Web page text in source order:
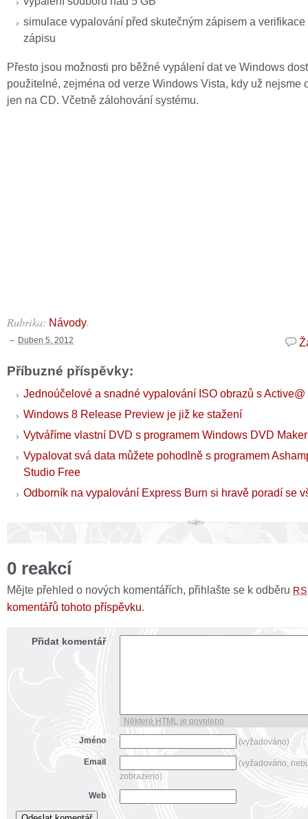
simulace vypalování před skutečným zápisem a
zápisu
Přesto jsou možnosti pro běžné vypálení dat ve Windows
použitelné, zejména od verze Windows Vista, kdy už nejsme
jen na CD. Včetně zálohování systému.
Rubrika: Návody.
Duben 5, 2012
Příbuzné příspěvky:
Jednoúčelové a snadné vypalování ISO obrazů s Active@
Windows 8 Release Preview je již ke stažení
Vytváříme vlastní DVD s programem Windows DVD Maker
Vypalovat svá data můžete pohodlně s programem
Studio Free
Odborník na vypalování Express Burn si hravě poradí se
0 reakcí
Mějte přehled o nových komentářích, přihlašte se k odběru
komentářů tohoto příspěvku.
Přidat komentář
Některé HTML je povoleno
Jméno
(vyžadováno)
Email
(vyžadováno,
zobrazeno)
Web